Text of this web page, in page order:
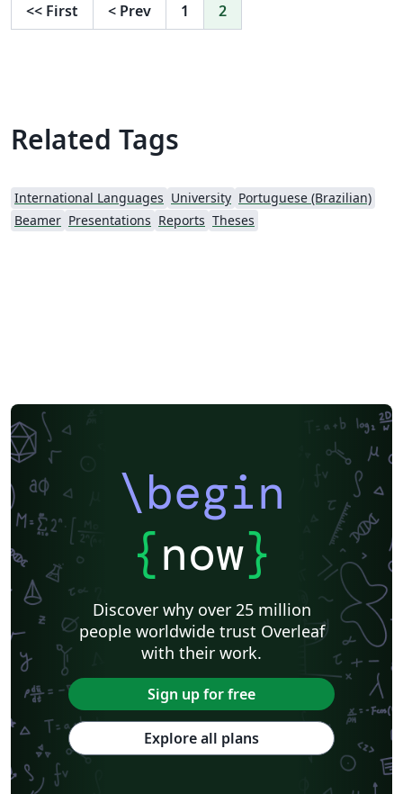
<< First < Prev 1 2
Related Tags
International Languages University Portuguese (Brazilian)
Beamer Presentations Reports Theses
\begin
{now}
Discover why over 25 million
people worldwide trust Overleaf
with their work.
Sign up for free
Explore all plans